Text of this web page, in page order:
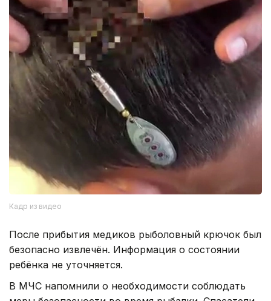
Кадр из видео
После прибытия медиков рыболовный крючок был
безопасно извлечён. Информация о состоянии
ребёнка не уточняется.
В МЧС напомнили о необходимости соблюдать